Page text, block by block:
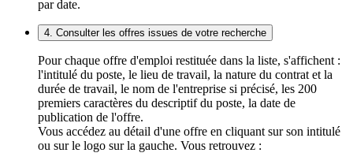
par date.
4. Consulter les offres issues de votre recherche
Pour chaque offre d'emploi restituée dans la liste, s'affichent :
l'intitulé du poste, le lieu de travail, la nature du contrat et la
durée de travail, le nom de l'entreprise si précisé, les 200
premiers caractères du descriptif du poste, la date de
publication de l'offre.
Vous accédez au détail d'une offre en cliquant sur son intitulé
ou sur le logo sur la gauche. Vous retrouvez :